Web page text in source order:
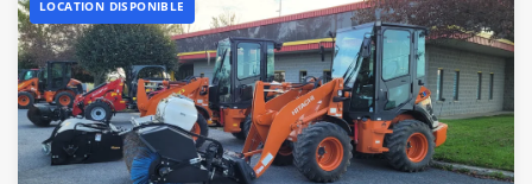
LOCATION DISPONIBLE